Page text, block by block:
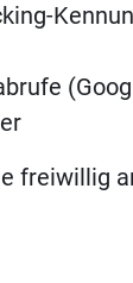
freiwillig